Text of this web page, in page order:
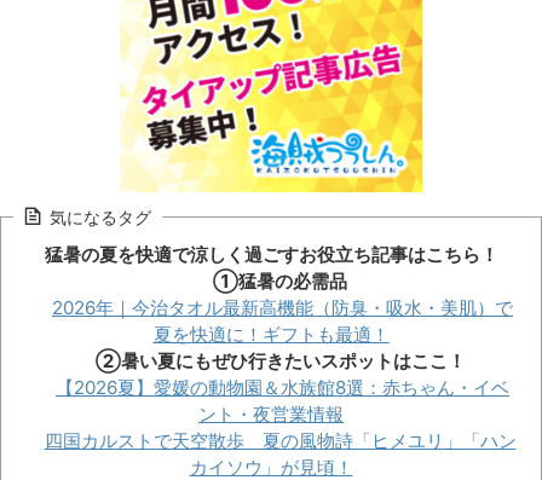
気になるタグ
猛暑の夏を快適で涼しく過ごすお役立ち記事はこちら！
①猛暑の必需品
2026年｜今治タオル最新高機能（防臭・吸水・美肌）で
夏を快適に！ギフトも最適！
②暑い夏にもぜひ行きたいスポットはここ！
【2026夏】愛媛の動物園＆水族館8選：赤ちゃん・イベ
ント・夜営業情報
四国カルストで天空散歩 夏の風物詩「ヒメユリ」「ハン
カイソウ」が見頃！